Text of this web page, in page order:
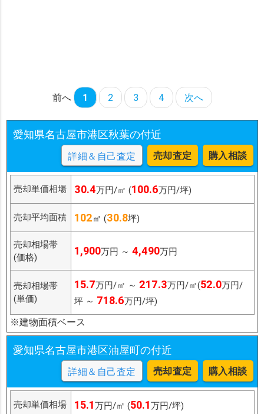
前へ 1 2 3 4 次へ
愛知県名古屋市港区秋葉の付近
詳細＆自己査定 売却査定 購入相談
売却単価相場 30.4万円/㎡ (100.6万円/坪)
売却平均面積 102㎡ (30.8坪)
売却相場帯
(価格)
1,900万円 ～ 4,490万円
売却相場帯
(単価)
15.7万円/㎡ ～ 217.3万円/㎡(52.0万円/
坪 ～ 718.6万円/坪)
※建物面積ベース
愛知県名古屋市港区油屋町の付近
詳細＆自己査定 売却査定 購入相談
売却単価相場 15.1万円/㎡ (50.1万円/坪)